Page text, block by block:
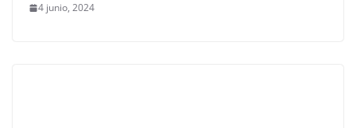
4 junio, 2024